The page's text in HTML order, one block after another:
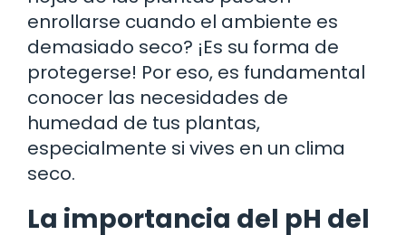
enrollarse cuando el ambiente es
demasiado seco? ¡Es su forma de
protegerse! Por eso, es fundamental
conocer las necesidades de
humedad de tus plantas,
especialmente si vives en un clima
seco.
La importancia del pH del